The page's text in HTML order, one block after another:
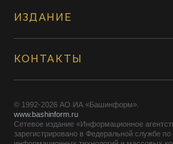
ИЗДАНИЕ
КОНТАКТЫ
© 1992-2026 АО ИА «Башинформ».
www.bashinform.ru
Сетевое издание «Информационное
зарегистрировано в Федеральной службе